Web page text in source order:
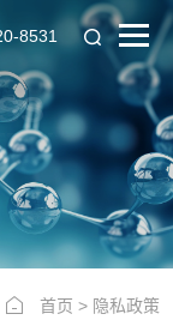
8531
首页 > 隐私政策